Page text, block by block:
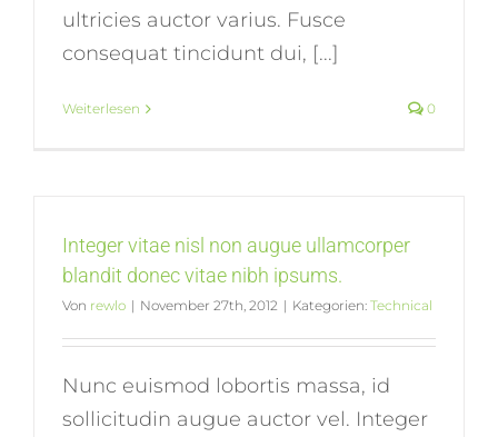
ultricies auctor varius. Fusce
consequat tincidunt dui, [...]
Weiterlesen 0
Integer vitae nisl non augue ullamcorper
blandit donec vitae nibh ipsums.
Von rewlo | November 27th, 2012 | Kategorien: Technical
Nunc euismod lobortis massa, id
sollicitudin augue auctor vel. Integer